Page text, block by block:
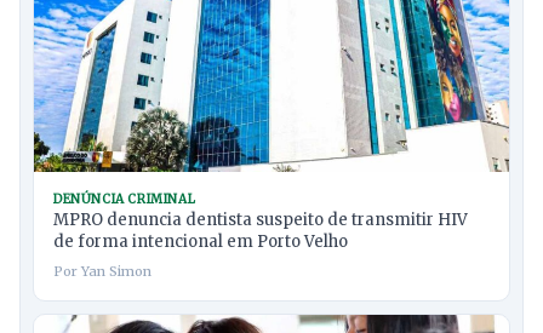
DENÚNCIA CRIMINAL
MPRO denuncia dentista suspeito de transmitir HIV
de forma intencional em Porto Velho
Por Yan Simon